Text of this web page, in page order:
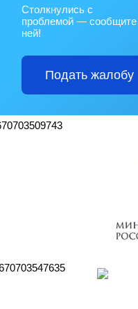
Столкнулись с
проблемой — сообщите
ней!
Подать жалобу